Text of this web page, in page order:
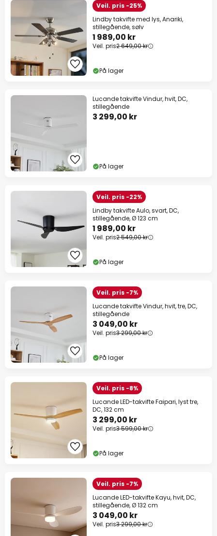
Veil. pris -25%
Lindby takvifte med lys, Anariki,
stillegående, sølv
1 989,00 kr
Veil. pris2 649,00 kr
På lager
Lucande takvifte Vindur, hvit, DC,
stillegående
3 299,00 kr
På lager
Veil. pris -22%
Lindby takvifte Aulo, svart, DC,
stillegående, Ø 123 cm
1 989,00 kr
Veil. pris2 549,00 kr
På lager
Veil. pris -7%
Lucande takvifte Vindur, hvit, tre, DC,
stillegående
3 049,00 kr
Veil. pris3 299,00 kr
På lager
Veil. pris -8%
Lucande LED-takvifte Faipari, lyst tre,
DC, 132 cm
3 299,00 kr
Veil. pris3 599,00 kr
På lager
Veil. pris -7%
Lucande LED-takvifte Kayu, hvit, DC,
stillegående, Ø 132 cm
3 049,00 kr
Veil. pris3 299,00 kr